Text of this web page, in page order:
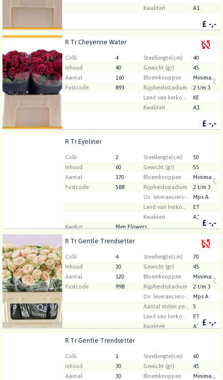
Kwaliteit
A1
£ -,-
R Tr Cheyenne Water
Colli 4 Steellengte(cm)
40
Inhoud
40 Gewicht (gr)
45
Aantal
160 Bloemknoppen
Fustcode
893 Rijpheidsstadium
2 t/m 3
KE
Kwaliteit
A1
£ -,-
R Tr Cheyenne Water
U moet ingelogd zijn om te kunnen kopen.Klik hier
om in te loggen.
R Tr Eyeliner
Colli 2 Steellengte(cm)
50
Inhoud
60 Gewicht (gr)
55
Aantal
170 Bloemknoppen
Fustcode
588 Rijpheidsstadium
2 t/m 3
Mps A
ET
Kwaliteit
A1
Kweker
Blen Flowers £ -,-
U moet ingelogd zijn om te kunnen kopen.Klik hier
om in te loggen.
R Tr Gentle Trendsetter
Colli 4 Steellengte(cm)
70
Inhoud
30 Gewicht (gr)
45
Aantal
120 Bloemknoppen
Fustcode
998 Rijpheidsstadium
2 t/m 3
Mps A
Aantal stelen per bos
5
ET
Kwaliteit
A1
£ -,-
R Tr Gentle Trendsetter
U moet ingelogd zijn om te kunnen kopen.Klik hier
om in te loggen.
R Tr Gentle Trendsetter
Colli 1 Steellengte(cm)
60
Inhoud
30 Gewicht (gr)
45
Aantal
30 Bloemknoppen
R Tr Gentle Trendsetter
U moet ingelogd zijn om te kunnen kopen.Klik hier
om in te loggen.